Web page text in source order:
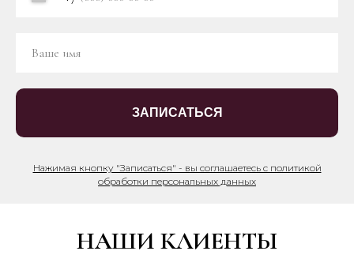
ЗАПИСАТЬСЯ
Нажимая кнопку "Записаться" - вы соглашаетесь с политикой
обработки персональных данных
НАШИ КЛИЕНТЫ